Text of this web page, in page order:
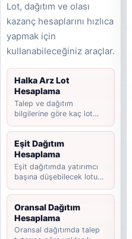
Lot, dağıtım ve olası
kazanç hesaplarını hızlıca
yapmak için
kullanabileceğiniz araçlar.
Halka Arz Lot
Hesaplama
Talep ve dağıtım
bilgilerine göre kaç lot
düşebileceğini hesaplayın.
Eşit Dağıtım
Hesaplama
Eşit dağıtımda yatırımcı
başına düşebilecek lotu
tahmin edin.
Oransal Dağıtım
Hesaplama
Oransal dağıtımda talep